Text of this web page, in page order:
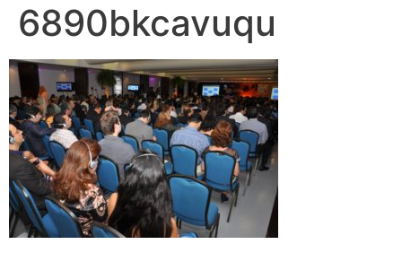
6890bkcavuqu